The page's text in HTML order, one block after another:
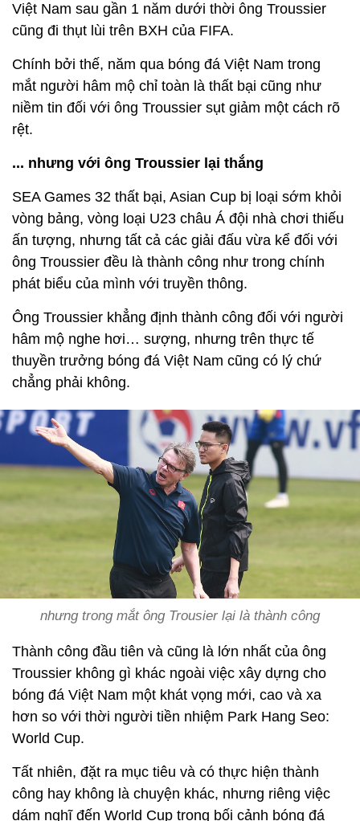
Việt Nam sau gần 1 năm dưới thời ông Troussier
cũng đi thụt lùi trên BXH của FIFA.
Chính bởi thế, năm qua bóng đá Việt Nam trong
mắt người hâm mộ chỉ toàn là thất bại cũng như
niềm tin đối với ông Troussier sụt giảm một cách rõ
rệt.
... nhưng với ông Troussier lại thắng
SEA Games 32 thất bại, Asian Cup bị loại sớm khỏi
vòng bảng, vòng loại U23 châu Á đội nhà chơi thiếu
ấn tượng, nhưng tất cả các giải đấu vừa kể đối với
ông Troussier đều là thành công như trong chính
phát biểu của mình với truyền thông.
Ông Troussier khẳng định thành công đối với người
hâm mộ nghe hơi… sượng, nhưng trên thực tế
thuyền trưởng bóng đá Việt Nam cũng có lý chứ
chẳng phải không.
nhưng trong mắt ông Trousier lại là thành công
Thành công đầu tiên và cũng là lớn nhất của ông
Troussier không gì khác ngoài việc xây dựng cho
bóng đá Việt Nam một khát vọng mới, cao và xa
hơn so với thời người tiền nhiệm Park Hang Seo:
World Cup.
Tất nhiên, đặt ra mục tiêu và có thực hiện thành
công hay không là chuyện khác, nhưng riêng việc
dám nghĩ đến World Cup trong bối cảnh bóng đá